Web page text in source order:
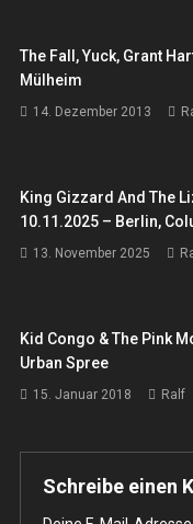
The Fall, Yuck, Grant
Mülheim
14. Dezember 2013
King Gizzard And The
10.11.2025 – Berlin,
13. November 2025
Kid Congo & The Pink
Urban Spree
15. Januar 2018 Ralf
Schreibe einen